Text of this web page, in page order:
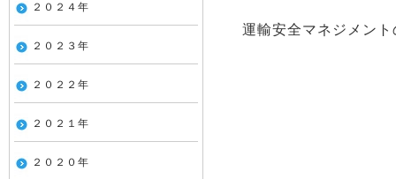
運輸安全マネジメン
２０２４年
２０２３年
２０２２年
２０２１年
２０２０年